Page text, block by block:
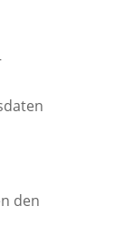
den